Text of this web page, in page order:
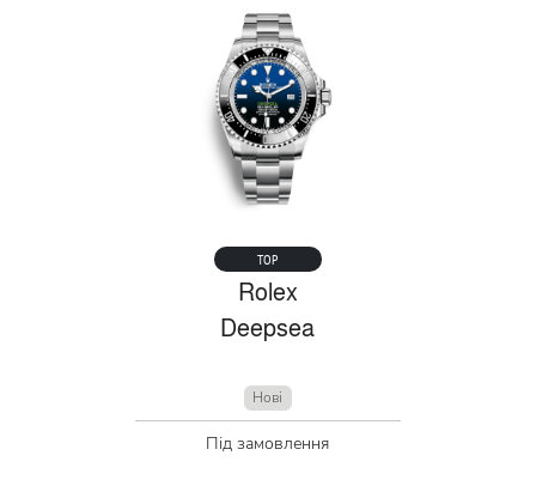
TOP
Rolex
Deepsea
Нові
Під замовлення